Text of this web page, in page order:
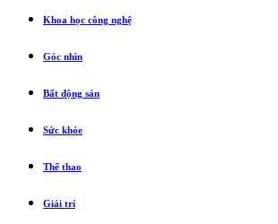
Khoa học công nghệ
Góc nhìn
Bất động sản
Sức khỏe
Thể thao
Giải trí